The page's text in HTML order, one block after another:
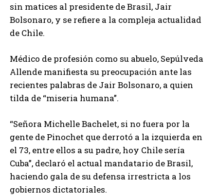
sin matices al presidente de Brasil, Jair
Bolsonaro, y se refiere a la compleja actualidad
de Chile.
Médico de profesión como su abuelo, Sepúlveda
Allende manifiesta su preocupación ante las
recientes palabras de Jair Bolsonaro, a quien
tilda de “miseria humana”.
“Señora Michelle Bachelet, si no fuera por la
gente de Pinochet que derrotó a la izquierda en
el 73, entre ellos a su padre, hoy Chile sería
Cuba”, declaró el actual mandatario de Brasil,
haciendo gala de su defensa irrestricta a los
gobiernos dictatoriales.